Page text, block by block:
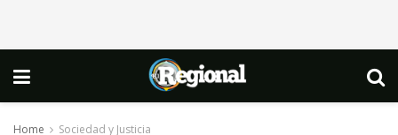
Home Sociedad y Justicia